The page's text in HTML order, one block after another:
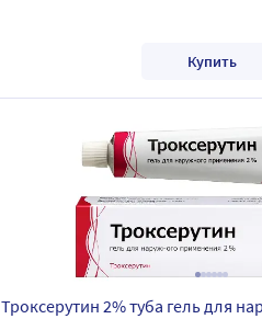
Купить
Троксерутин 2% туба гель для